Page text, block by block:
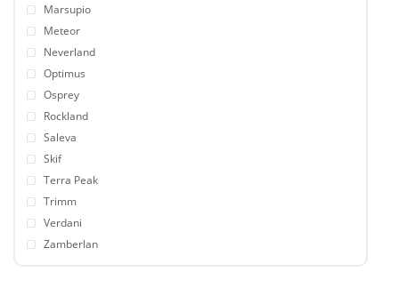
Marsupio
Meteor
Neverland
Optimus
Osprey
Rockland
Saleva
Skif
Terra Peak
Trimm
Verdani
Zamberlan